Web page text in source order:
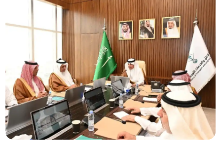
عن الوزير
مجلة الوزارة الاسئلة الشائعة